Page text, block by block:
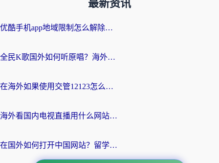
最新资讯
优酷手机app地域限制怎么解除？海外党亲测有效的追剧方案
全民K歌国外如何听原唱？海外党亲测有效的回国加速器选择指南
在海外如果使用交管12123怎么处理？留学生亲测有效的回国加速方案
海外看国内电视直播用什么网站比较好？一篇解决你所有追剧难题的实用指南
在国外如何打开中国网站？留学生与海外华人的无缝访问指南